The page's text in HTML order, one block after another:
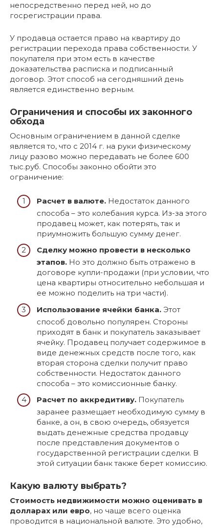
непосредственно перед ней, но до
госрегистрации права.
У продавца остается право на квартиру до
регистрации перехода права собственности. У
покупателя при этом есть в качестве
доказательства расписка и подписанный
договор. Этот способ на сегодняшний день
является единственно верным.
Ограничения и способы их законного
обхода
Основным ограничением в данной сделке
является то, что с 2014 г. на руки физическому
лицу разово можно передавать не более 600
тыс.руб. Способы законно обойти это
ограничение:
Расчет в валюте. Недостаток данного
способа – это колебания курса. Из-за этого
продавец может, как потерять, так и
приумножить большую сумму денег.
Сделку можно провести в несколько
этапов. Но это должно быть отражено в
договоре купли-продажи (при условии, что
цена квартиры относительно небольшая и
ее можно поделить на три части).
Использование ячейки банка. Этот
способ довольно популярен. Стороны
приходят в банк и покупатель заказывает
ячейку. Продавец получает содержимое в
виде денежных средств после того, как
вторая сторона сделки получит право
собственности. Недостаток данного
способа – это комиссионные банку.
Расчет по аккредитиву. Покупатель
заранее размещает необходимую сумму в
банке, а он, в свою очередь, обязуется
выдать денежные средства продавцу
после представления документов о
государственной регистрации сделки. В
этой ситуации банк также берет комиссию.
Какую валюту выбрать?
Стоимость недвижимости можно оценивать в
долларах или евро, но чаще всего оценка
проводится в национальной валюте. Это удобно,